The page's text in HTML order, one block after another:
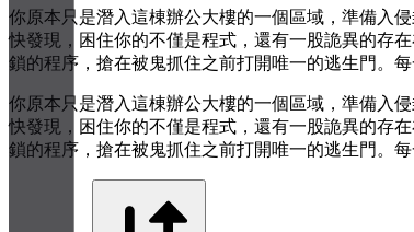
你原本只是潛入這棟辦公大樓的一個區域，準備入
快發現，困住你的不僅是程式，還有一股詭異的存
鎖的程序，搶在被鬼抓住之前打開唯一的逃生門。
你原本只是潛入這棟辦公大樓的一個區域，準備入
快發現，困住你的不僅是程式，還有一股詭異的存
鎖的程序，搶在被鬼抓住之前打開唯一的逃生門。